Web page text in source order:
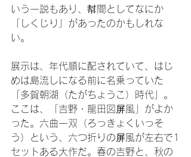
いう一説もあり、幇間としてなにか
「しくじり」があったのかもしれな
い。
展示は、年代順に配されていて、はじ
めは島流しになる前に名乗っていた
「多賀朝湖（たがちょうこ）時代」。
ここは、「吉野・龍田図屏風」がよか
った。六曲一双（ろっきょくいっそ
う）という、六つ折りの屏風が左右で1
セットある大作だ。春の吉野と、秋の